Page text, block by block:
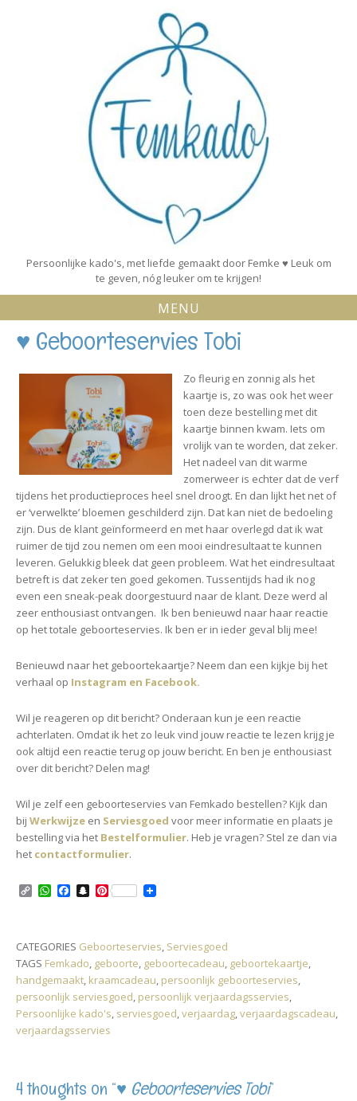
Persoonlijke kado's, met liefde gemaakt door Femke ♥ Leuk om
te geven, nóg leuker om te krijgen!
MENU
♥ Geboorteservies Tobi
Zo fleurig en zonnig als het
kaartje is, zo was ook het weer
toen deze bestelling met dit
kaartje binnen kwam. Iets om
vrolijk van te worden, dat zeker.
Het nadeel van dit warme
zomerweer is echter dat de verf
tijdens het productieproces heel snel droogt. En dan lijkt het net of
er ‘verwelkte’ bloemen geschilderd zijn. Dat kan niet de bedoeling
zijn. Dus de klant geïnformeerd en met haar overlegd dat ik wat
ruimer de tijd zou nemen om een mooi eindresultaat te kunnen
leveren. Gelukkig bleek dat geen probleem. Wat het eindresultaat
betreft is dat zeker ten goed gekomen. Tussentijds had ik nog
even een sneak-peak doorgestuurd naar de klant. Deze werd al
zeer enthousiast ontvangen. Ik ben benieuwd naar haar reactie
op het totale geboorteservies. Ik ben er in ieder geval blij mee!
Benieuwd naar het geboortekaartje? Neem dan een kijkje bij het
verhaal op Instagram en Facebook.
Wil je reageren op dit bericht? Onderaan kun je een reactie
achterlaten. Omdat ik het zo leuk vind jouw reactie te lezen krijg je
ook altijd een reactie terug op jouw bericht. En ben je enthousiast
over dit bericht? Delen mag!
Wil je zelf een geboorteservies van Femkado bestellen? Kijk dan
bij Werkwijze en Serviesgoed voor meer informatie en plaats je
bestelling via het Bestelformulier. Heb je vragen? Stel ze dan via
het contactformulier.
C
L
i
n
k
W
s
A
p
p
b
o
o
k
S
c
h
a
t
P
e
r
e
s
t
CATEGORIES Geboorteservies, Serviesgoed
TAGS Femkado, geboorte, geboortecadeau, geboortekaartje,
handgemaakt, kraamcadeau, persoonlijk geboorteservies,
persoonlijk serviesgoed, persoonlijk verjaardagsservies,
Persoonlijke kado's, serviesgoed,verjaardag,verjaardagscadeau,
verjaardagsservies
4 thoughts on “♥ Geboorteservies Tobi”